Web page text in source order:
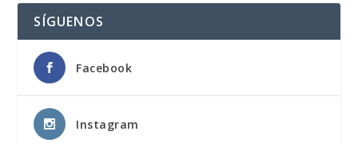
SÍGUENOS
Facebook
Instagram